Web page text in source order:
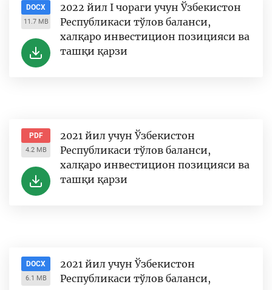
DOCX
11.7 MB
2022 йил I чораги учун Ўзбекистон
Республикаси тўлов баланси,
халқаро инвестицион позицияси ва
ташқи қарзи
PDF
4.2 MB
2021 йил учун Ўзбекистон
Республикаси тўлов баланси,
халқаро инвестицион позицияси ва
ташқи қарзи
DOCX
6.1 MB
2021 йил учун Ўзбекистон
Республикаси тўлов баланси,